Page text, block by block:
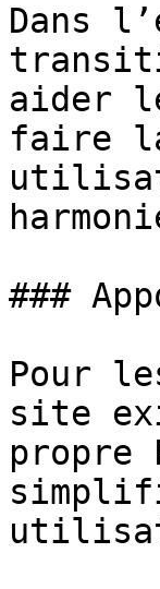
Dans
aider
faire
###
Pour
site
propre